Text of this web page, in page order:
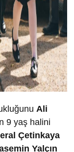
Ali
9 yaş halini
Çetinkaya
Yalçın